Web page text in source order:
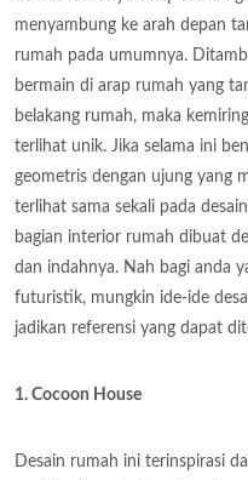
menyambung ke arah depan
rumah pada umumnya.
bermain di arap rumah yang
belakang rumah, maka
terlihat unik. Jika selama ini
geometris dengan ujung yang
terlihat sama sekali pada
bagian interior rumah dibuat
dan indahnya. Nah bagi anda
futuristik, mungkin ide-ide
jadikan referensi yang dapat
1. Cocoon House
Desain rumah ini terinspirasi